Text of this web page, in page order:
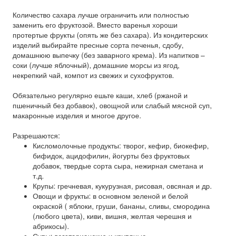
Количество сахара лучше ограничить или полностью
заменить его фруктозой. Вместо варенья хороши
протертые фрукты (опять же без сахара). Из кондитерских
изделий выбирайте пресные сорта печенья, сдобу,
домашнюю выпечку (без заварного крема). Из напитков –
соки (лучше яблочный), домашние морсы из ягод,
некрепкий чай, компот из свежих и сухофруктов.
Обязательно регулярно ешьте каши, хлеб (ржаной и
пшеничный без добавок), овощной или слабый мясной суп,
макаронные изделия и многое другое.
Разрешаются:
Кисломолочные продукты: творог, кефир, биокефир,
бифидок, ацидофилин, йогурты без фруктовых
добавок, твердые сорта сыра, нежирная сметана и
т.д.
Крупы: гречневая, кукурузная, рисовая, овсяная и др.
Овощи и фрукты: в основном зеленой и белой
окраской ( яблоки, груши, бананы, сливы, смородина
(любого цвета), киви, вишня, желтая черешня и
абрикосы).